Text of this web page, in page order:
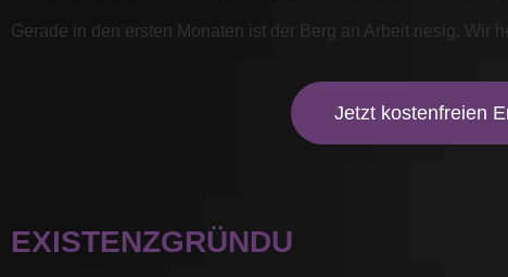
Gerade in den ersten Monaten ist der Berg an Arbeit riesig. Wir
Jetzt kostenfreien